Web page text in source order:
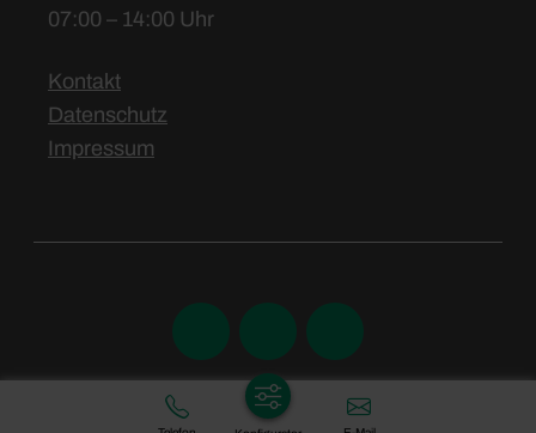
07:00 – 14:00 Uhr
Kontakt
Datenschutz
Impressum